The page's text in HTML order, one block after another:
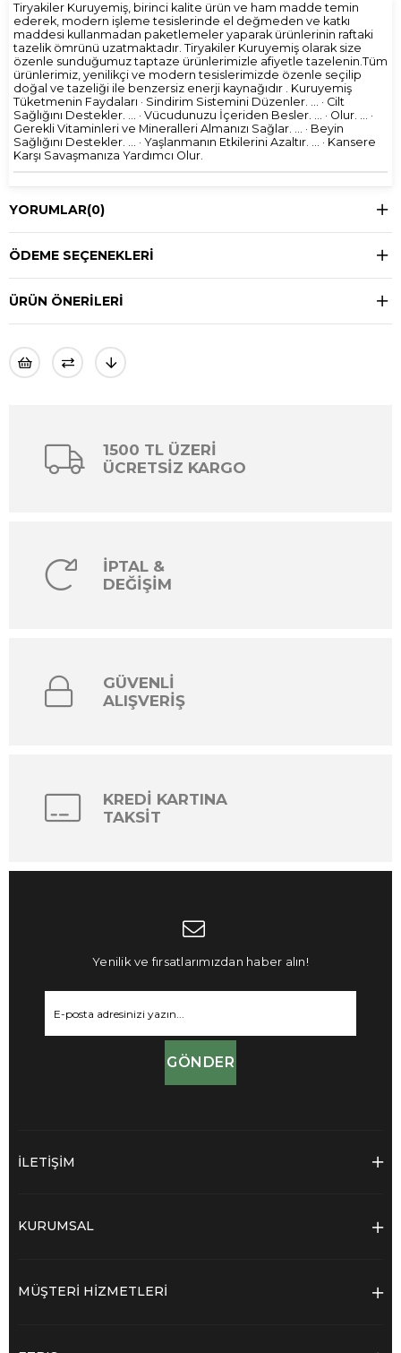
Tiryakiler Kuruyemiş, birinci kalite ürün ve ham madde temin
ederek, modern işleme tesislerinde el değmeden ve katkı
maddesi kullanmadan paketlemeler yaparak ürünlerinin raftaki
tazelik ömrünü uzatmaktadır. Tiryakiler Kuruyemiş olarak size
özenle sunduğumuz taptaze ürünlerimizle afiyetle tazelenin.Tüm
ürünlerimiz, yenilikçi ve modern tesislerimizde özenle seçilip
doğal ve tazeliği ile benzersiz enerji kaynağıdır . Kuruyemiş
Tüketmenin Faydaları · Sindirim Sistemini Düzenler. ... · Cilt
Sağlığını Destekler. ... · Vücudunuzu İçeriden Besler. ... · Olur. ... ·
Gerekli Vitaminleri ve Mineralleri Almanızı Sağlar. ... · Beyin
Sağlığını Destekler. ... · Yaşlanmanın Etkilerini Azaltır. ... · Kansere
Karşı Savaşmanıza Yardımcı Olur.
YORUMLAR(0)
ÖDEME SEÇENEKLERI
ÜRÜN ÖNERILERI
1500 TL ÜZERİ
ÜCRETSİZ KARGO
İPTAL &
DEĞİŞİM
GÜVENLİ
ALIŞVERİŞ
KREDİ KARTINA
TAKSİT
Yenilik ve fırsatlarımızdan haber alın!
GÖNDER
İLETİŞİM
KURUMSAL
MÜŞTERİ HİZMETLERİ